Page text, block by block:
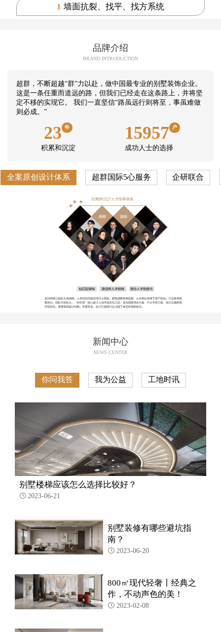
1 墙面抗裂、找平、找方系统
品牌介绍
BRAND INTRODUCTION
超群，不断超越“群”力以赴，做中国最专业的别墅装饰企业。
这是一条任重而道远的路，但我们已经走在这条路上，并将坚
定不移的实现它。 我们一直坚信“路虽远行则将至，事虽难做
则必成。”
23 年
积累和沉淀
15957 户
成功人士的选择
全案原创设计体系 超群国际5心服务 企研联合
新闻中心
NEWS CENTER
你问我答 我为公益 工地时讯
别墅楼梯应该怎么选择比较好？
 2023-06-21
别墅装修有哪些避坑指
南？
 2023-06-20
800㎡现代轻奢丨经典之
作，不动声色的美！
 2023-02-08